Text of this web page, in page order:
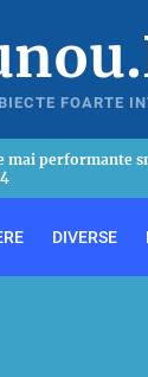
FOARTE
din anul
DIVERSE